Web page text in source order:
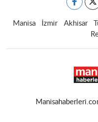
Manisa İzmir Akhisar